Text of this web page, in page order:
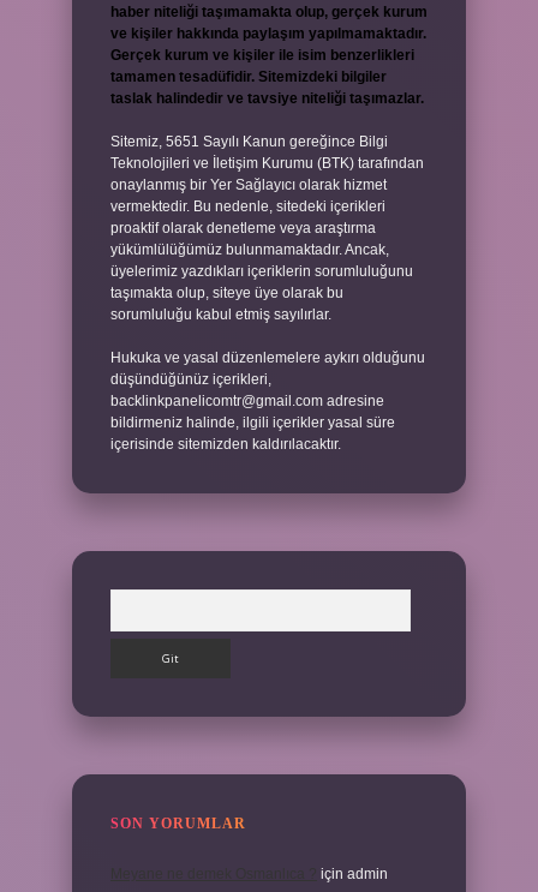
haber niteliği taşımamakta olup, gerçek kurum
ve kişiler hakkında paylaşım yapılmamaktadır.
Gerçek kurum ve kişiler ile isim benzerlikleri
tamamen tesadüfidir. Sitemizdeki bilgiler
taslak halindedir ve tavsiye niteliği taşımazlar.
Sitemiz, 5651 Sayılı Kanun gereğince Bilgi
Teknolojileri ve İletişim Kurumu (BTK) tarafından
onaylanmış bir Yer Sağlayıcı olarak hizmet
vermektedir. Bu nedenle, sitedeki içerikleri
proaktif olarak denetleme veya araştırma
yükümlülüğümüz bulunmamaktadır. Ancak,
üyelerimiz yazdıkları içeriklerin sorumluluğunu
taşımakta olup, siteye üye olarak bu
sorumluluğu kabul etmiş sayılırlar.
Hukuka ve yasal düzenlemelere aykırı olduğunu
düşündüğünüz içerikleri,
backlinkpanelicomtr@gmail.com adresine
bildirmeniz halinde, ilgili içerikler yasal süre
içerisinde sitemizden kaldırılacaktır.
SON YORUMLAR
için admin